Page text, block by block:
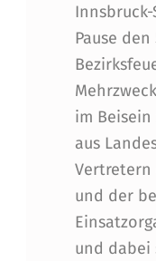
Pause den
im
aus
Vertretern
und der
und dabei